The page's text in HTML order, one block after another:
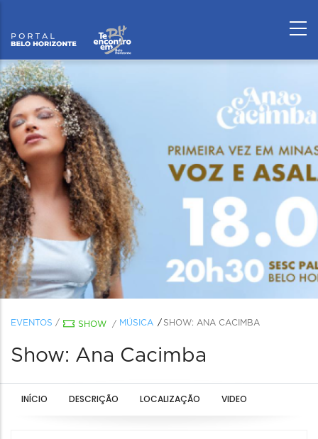
EVENTOS / SHOW / MÚSICA SHOW: ANA CACIMBA
Show: Ana Cacimba
INÍCIO DESCRIÇÃO LOCALIZAÇÃO VIDEO